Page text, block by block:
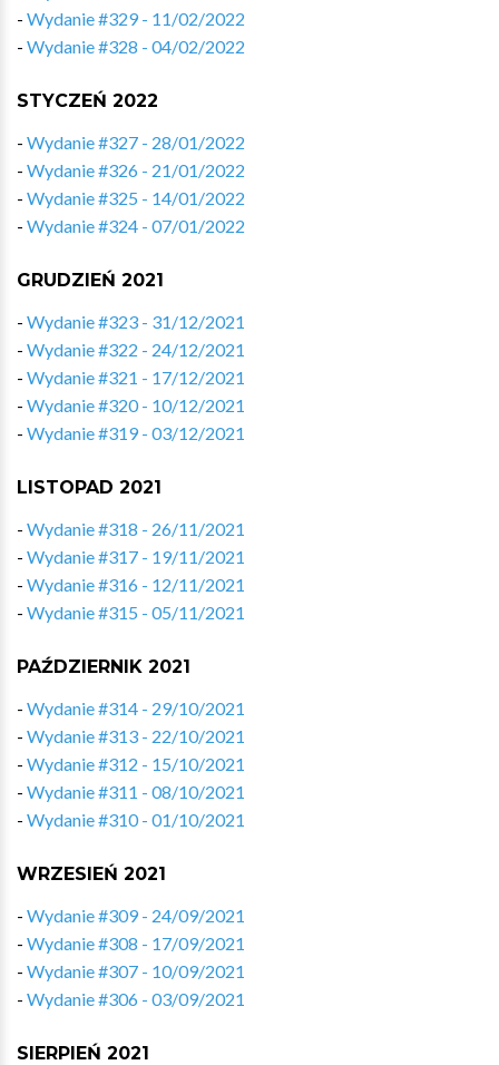
- Wydanie #329 - 11/02/2022
- Wydanie #328 - 04/02/2022
STYCZEŃ 2022
- Wydanie #327 - 28/01/2022
- Wydanie #326 - 21/01/2022
- Wydanie #325 - 14/01/2022
- Wydanie #324 - 07/01/2022
GRUDZIEŃ 2021
- Wydanie #323 - 31/12/2021
- Wydanie #322 - 24/12/2021
- Wydanie #321 - 17/12/2021
- Wydanie #320 - 10/12/2021
- Wydanie #319 - 03/12/2021
LISTOPAD 2021
- Wydanie #318 - 26/11/2021
- Wydanie #317 - 19/11/2021
- Wydanie #316 - 12/11/2021
- Wydanie #315 - 05/11/2021
PAŹDZIERNIK 2021
- Wydanie #314 - 29/10/2021
- Wydanie #313 - 22/10/2021
- Wydanie #312 - 15/10/2021
- Wydanie #311 - 08/10/2021
- Wydanie #310 - 01/10/2021
WRZESIEŃ 2021
- Wydanie #309 - 24/09/2021
- Wydanie #308 - 17/09/2021
- Wydanie #307 - 10/09/2021
- Wydanie #306 - 03/09/2021
SIERPIEŃ 2021